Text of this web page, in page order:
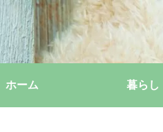
ホーム 暮らし